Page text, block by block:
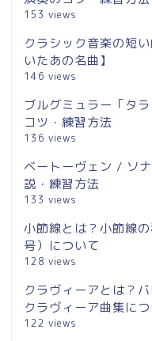
153 views
クラシック音楽の短
いたあの名曲】
146 views
ブルグミュラー「タ
コツ・練習方法
136 views
ベートーヴェン / ソ
説・練習方法
133 views
小節線とは？小節線
号）について
128 views
クラヴィーアとは？
クラヴィーア曲集に
122 views